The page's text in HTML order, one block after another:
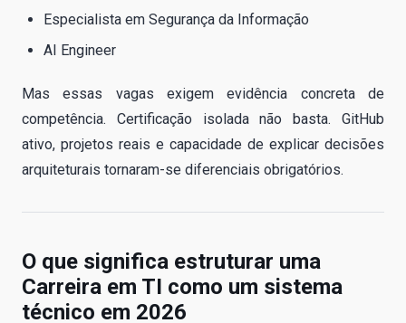
Especialista em Segurança da Informação
AI Engineer
Mas essas vagas exigem evidência concreta de
competência. Certificação isolada não basta. GitHub
ativo, projetos reais e capacidade de explicar decisões
arquiteturais tornaram-se diferenciais obrigatórios.
O que significa estruturar uma
Carreira em TI como um sistema
técnico em 2026